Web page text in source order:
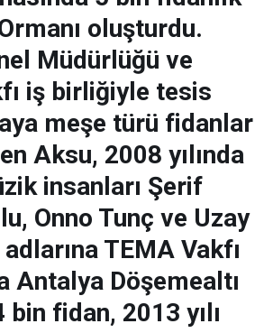
oluşturdu.
Müdürlüğü ve
iş birliğiyle tesis
meşe türü fidanlar
Aksu, 2008 yılında
insanları Şerif
Onno Tunç ve Uzay
adlarına TEMA Vakfı
Antalya Döşemealtı
bin fidan, 2013 yılı